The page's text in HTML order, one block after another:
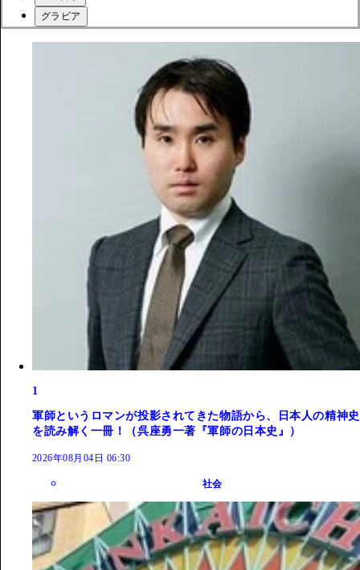
グラビア
1
軍師というロマンが投影されてきた物語から、日本人の精神史
を読み解く一冊！（呉座勇一著『軍師の日本史』）
2026年08月04日 06:30
社会